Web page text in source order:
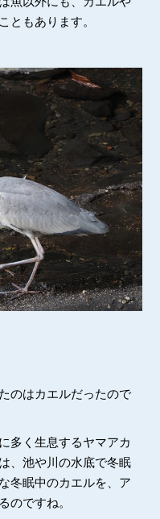
ともあります。
のはカエルだったので
多く生息するヤマアカ
、池や川の水底で冬眠
冬眠中のカエルを、ア
のですね。